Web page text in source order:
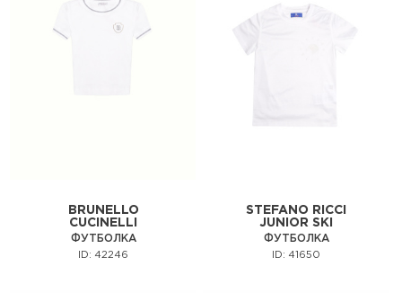
BRUNELLO
CUCINELLI
ФУТБОЛКА
ID: 42246
STEFANO RICCI
JUNIOR SKI
ФУТБОЛКА
ID: 41650